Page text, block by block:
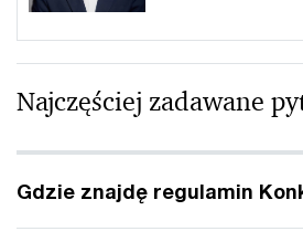
Najczęściej zadawane
Gdzie znajdę regulamin